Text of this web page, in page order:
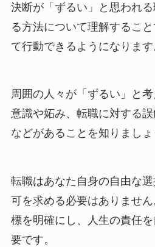
決断が「ずるい」と思われ
る方法について理解するこ
て行動できるようになります
周囲の人々が「ずるい」と
意識や妬み、転職に対する
などがあることを知りましょ
転職はあなた自身の自由な
可を求める必要はありませ
標を明確にし、人生の責任
要です。